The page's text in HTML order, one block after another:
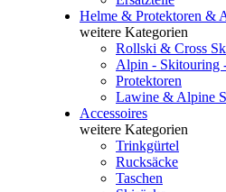
Helme & Protektoren &
weitere Kategorien
Rollski & Cross
Alpin - Skitouring
Protektoren
Lawine & Alpine
Accessoires
weitere Kategorien
Trinkgürtel
Rucksäcke
Taschen